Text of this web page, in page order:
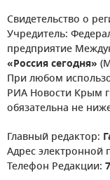
Свидетельство о
Учредитель:
предприятие
«Россия сегодня»
При любом
РИА Новости Крым
обязательна не
Главный редактор:
Адрес электронной
Телефон Редакции: